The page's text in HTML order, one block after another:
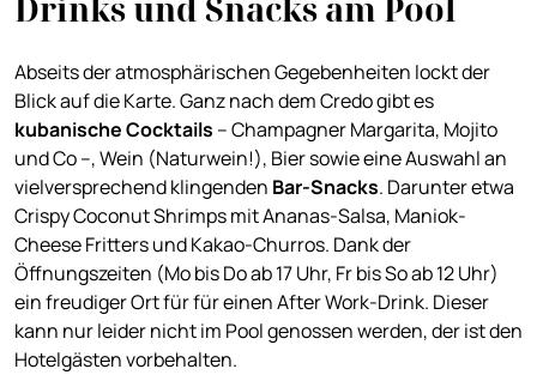
Drinks und Snacks am Pool
Abseits der atmosphärischen Gegebenheiten lockt der
Blick auf die Karte. Ganz nach dem Credo gibt es
kubanische Cocktails – Champagner Margarita, Mojito
und Co –, Wein (Naturwein!), Bier sowie eine Auswahl an
vielversprechend klingenden Bar-Snacks. Darunter etwa
Crispy Coconut Shrimps mit Ananas-Salsa, Maniok-
Cheese Fritters und Kakao-Churros. Dank der
Öffnungszeiten (Mo bis Do ab 17 Uhr, Fr bis So ab 12 Uhr)
ein freudiger Ort für für einen After Work-Drink. Dieser
kann nur leider nicht im Pool genossen werden, der ist den
Hotelgästen vorbehalten.